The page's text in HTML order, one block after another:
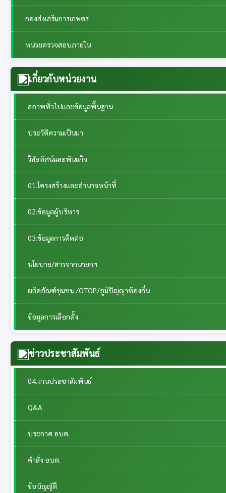
กองส่งเสริมการเกษตร
หน่วยตรวจสอบภายใน
เกี่ยวกับหน่วยงาน
สภาพทั่วไปและข้อมูลพื้นฐาน
ประวัติความเป็นมา
วิสัยทัศน์และพันธกิจ
01.โครงสร้างและอำนาจหน้าที่
02.ข้อมูลผู้บริหาร
03.ข้อมูลการติดต่อ
นโยบาย/สารจากนายกฯ
ผลิตภัณฑ์ชุมชน /OTOP/ภูมิปัญญาท้องถิ่น
ข้อมูลการเลือกตั้ง
ข่าวประชาสัมพันธ์
04.งานประชาสัมพันธ์
Q&A
ประกาศ อบต.
คำสั่ง อบต.
ข้อบัญญัติ